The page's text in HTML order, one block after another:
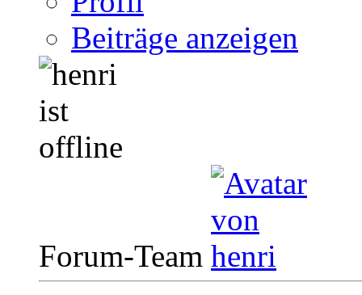
Beiträge anzeigen
Forum-Team